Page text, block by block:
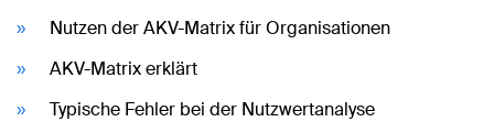
Nutzen der AKV-Matrix für Organisationen
AKV-Matrix erklärt
Typische Fehler bei der Nutzwertanalyse